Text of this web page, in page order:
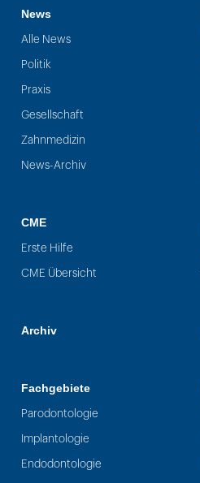
News
Alle News
Politik
Praxis
Gesellschaft
Zahnmedizin
News-Archiv
CME
Erste Hilfe
CME Übersicht
Archiv
Fachgebiete
Parodontologie
Implantologie
Endodontologie